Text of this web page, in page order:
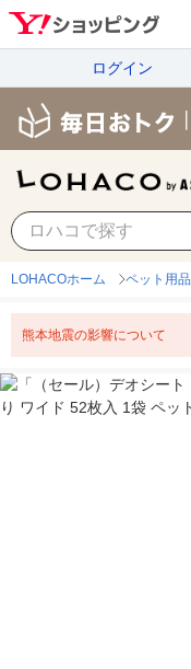
ログイン
LOHACOホーム ペット用品
熊本地震の影響について